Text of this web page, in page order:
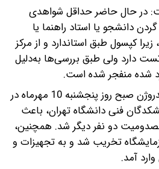
در حال حاضر حداقل شواهدی
دانشجو یا استاد راهنما یا
کپسول طبق استاندارد و از مرکز
دارد ولی طبق بررسی‌ها به‌دلیل
شده منفجر شده است.
انفجار یک سیلندر گاز هیدروژن صبح روز پنجشنبه 10 مهرماه در
فنی دانشگاه تهران، باعث
دو نفر دیگر شد. همچنین،
تخریب شد و به تجهیزات و
آمد.